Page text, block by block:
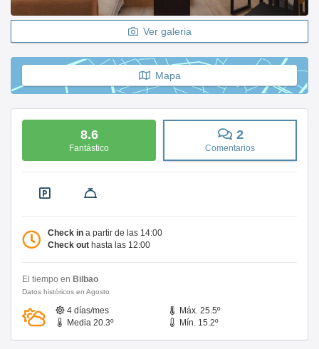
Ver galeria
Mapa
8.6
Fantástico
2
Comentarios
Check in a partir de las 14:00
Check out hasta las 12:00
El tiempo en Bilbao
Datos históricos en Agosto
4 días/mes
Máx. 25.5º
Media 20.3º
Mín. 15.2º